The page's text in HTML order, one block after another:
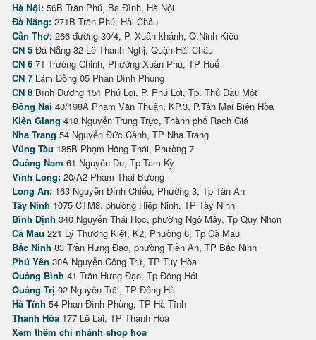
Hà Nội: 56B Trần Phú, Ba Đình, Hà Nội
Đà Nẵng: 271B Trần Phú, Hải Châu
Cần Thơ: 266 đường 30/4, P. Xuân khánh, Q.Ninh Kiều
CN 5 Đà Nẵng 32 Lê Thanh Nghị, Quận Hải Châu
CN 6 71 Trường Chinh, Phường Xuân Phú, TP Huế
CN 7 Lâm Đồng 05 Phan Đình Phùng
CN 8 Bình Dương 151 Phú Lợi, P. Phú Lợi, Tp. Thủ Dầu Một
Đồng Nai 40/198A Phạm Văn Thuận, KP.3, P.Tân Mai Biên Hòa
Kiên Giang 418 Nguyễn Trung Trực, Thành phố Rạch Giá
Nha Trang 54 Nguyễn Đức Cảnh, TP Nha Trang
Vũng Tàu 185B Phạm Hồng Thái, Phường 7
Quảng Nam 61 Nguyễn Du, Tp Tam Kỳ
Vĩnh Long: 20/A2 Phạm Thái Bường
Long An: 163 Nguyễn Đình Chiểu, Phường 3, Tp Tân An
Tây Ninh 1075 CTM8, phường Hiệp Ninh, TP Tây Ninh
Bình Định 340 Nguyễn Thái Học, phường Ngô Mây, Tp Quy Nhơn
Cà Mau 221 Lý Thường Kiệt, K2, Phường 6, Tp Cà Mau
Bắc Ninh 83 Trần Hưng Đạo, phường Tiền An, TP Bắc Ninh
Phú Yên 30A Nguyễn Công Trứ, TP Tuy Hòa
Quảng Bình 41 Trần Hưng Đạo, Tp Đồng Hới
Quảng Trị 92 Nguyễn Trãi, TP Đông Hà
Hà Tĩnh 54 Phan Đình Phùng, TP Hà Tĩnh
Thanh Hóa 177 Lê Lai, TP Thanh Hóa
Xem thêm chi nhánh shop hoa